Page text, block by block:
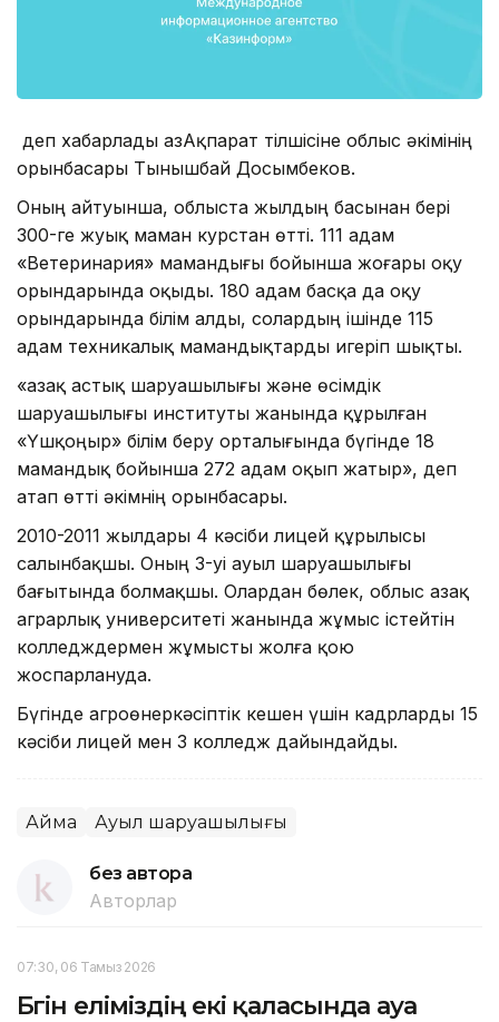
деп хабарлады ҚазАқпарат тілшісіне облыс әкімінің
орынбасары Тынышбай Досымбеков.
Оның айтуынша, облыста жылдың басынан бері
300-ге жуық маман курстан өтті. 111 адам
«Ветеринария» мамандығы бойынша жоғары оқу
орындарында оқыды. 180 адам басқа да оқу
орындарында білім алды, солардың ішінде 115
адам техникалық мамандықтарды игеріп шықты.
«Қазақ астық шаруашылығы және өсімдік
шаруашылығы институты жанында құрылған
«Үшқоңыр» білім беру орталығында бүгінде 18
мамандық бойынша 272 адам оқып жатыр», деп
атап өтті әкімнің орынбасары.
2010-2011 жылдары 4 кәсіби лицей құрылысы
салынбақшы. Оның 3-уі ауыл шаруашылығы
бағытында болмақшы. Олардан бөлек, облыс Қазақ
аграрлық университеті жанында жұмыс істейтін
колледждермен жұмысты жолға қою
жоспарлануда.
Бүгінде агроөнеркәсіптік кешен үшін кадрларды 15
кәсіби лицей мен 3 колледж дайындайды.
Аймақ Ауыл шаруашылығы
без автора
Авторлар
07:30, 06 Тамыз 2026
Бүгін еліміздің екі қаласында ауа